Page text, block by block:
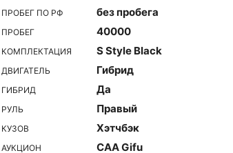
ПРОБЕГ ПО РФ без пробега
ПРОБЕГ 40000
КОМПЛЕКТАЦИЯ S Style Black
ДВИГАТЕЛЬ Гибрид
ГИБРИД Да
РУЛЬ Правый
КУЗОВ Хэтчбэк
АУКЦИОН CAA Gifu